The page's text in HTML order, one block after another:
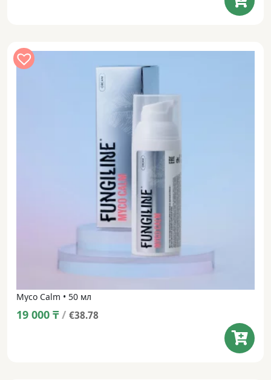
Myco Calm • 50 мл
19 000 ₸ / €38.78